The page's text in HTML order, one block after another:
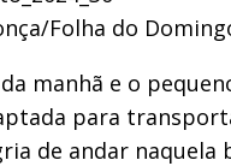
Folha do
manhã e o
para
de andar